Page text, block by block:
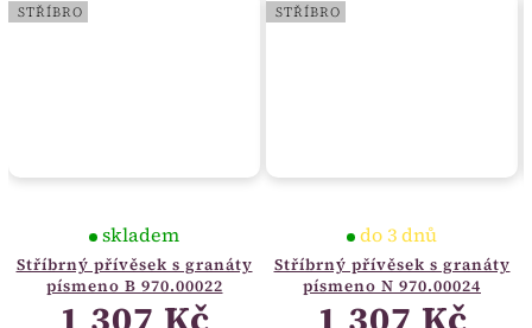
STŘÍBRO
Stříbrný přívěsek s granáty
písmeno B 970.00022
skladem
STŘÍBRO
Stříbrný přívěsek s granáty
písmeno N 970.00024
do 3 dnů